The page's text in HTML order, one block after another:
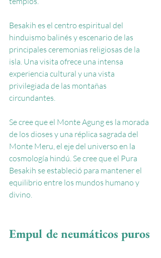
Besakih es el centro espiritual del
hinduismo balinés y escenario de las
principales ceremonias religiosas de la
isla. Una visita ofrece una intensa
experiencia cultural y una vista
privilegiada de las montañas
circundantes.
Se cree que el Monte Agung es la morada
de los dioses y una réplica sagrada del
Monte Meru, el eje del universo en la
cosmología hindú. Se cree que el Pura
Besakih se estableció para mantener el
equilibrio entre los mundos humano y
divino.
Empul de neumáticos puros